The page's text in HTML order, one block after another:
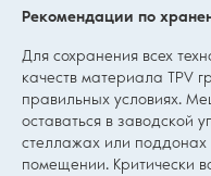
Рекомендации по
Для сохранения всех
качеств материала TPV
правильных условиях.
оставаться в заводской
стеллажах или поддонах
помещении. Критически